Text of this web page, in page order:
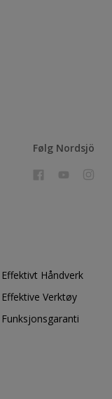
Følg Nordsjö
Effektivt Håndverk
Effektive Verktøy
Funksjonsgaranti